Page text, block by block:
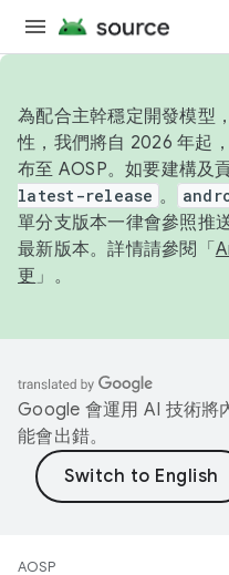
為配合主幹穩定開發模型
性，我們將自 2026 年起
布至 AOSP。如要建構及
latest-release 。
單分支版本一律會參照推
最新版本。詳情請參閱「
更 」。
Google 會運用 AI 技術將
能會出錯。
AOSP